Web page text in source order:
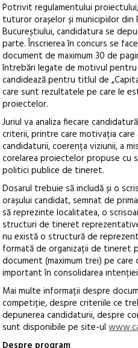
Potrivit regulamentului
tuturor orașelor și municipiilor din
Bucureștiului, candidatura se
parte. Înscrierea în concurs se
document de maximum 30 de
întrebări legate de motivul
candidează pentru titlul de
care sunt rezultatele pe care le
proiectelor.
Juriul va analiza fiecare
criterii, printre care motivația
candidaturii, coerența viziunii, a
corelarea proiectelor propuse cu
politici publice de tineret.
Dosarul trebuie să includă și o
orașului candidat, semnat de
să reprezinte localitatea, o
structuri de tineret
nu există o structură de
formată de organizații de tineret
document (maximum trei) pe
important în consolidarea
Mai multe informații despre
competiție, despre criteriile ce
depunerea candidaturii, despre
sunt disponibile pe site-ul